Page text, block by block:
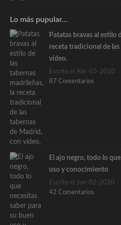
Lo más pupular…
Patatas bravas al estilo
receta tradicional de
vídeo.
Escrito el Abr-03-2020
87 Comentarios
El ajo negro, todo lo
uso y conocimiento
Escrito el Jun-02-2020
42 Comentarios